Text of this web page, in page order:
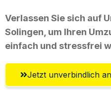
Verlassen Sie sich auf
Solingen, um Ihren
einfach und stressfrei
Jetzt unverbindlich